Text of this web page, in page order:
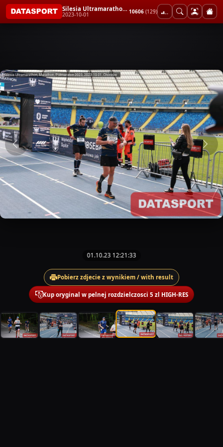
Silesia Ultramarathon, Marathon, Półmaraton 2023
2023-10-01 10606 (129)
01.10.23 12:21:33
Pobierz zdjecie z wynikiem / with result
Kup oryginal w pelnej rozdzielczosci 5 zl HIGH-RES